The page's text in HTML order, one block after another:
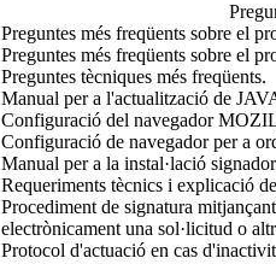
Preguntes més freqüents sobre el
Preguntes més freqüents sobre el
Preguntes tècniques més freqüents.
Manual per a l'actualització de
Configuració del navegador
Configuració de navegador per a
Manual per a la instal·lació
Requeriments tècnics i explicació
Procediment de signatura
electrònicament una sol·licitud o
Protocol d'actuació en cas